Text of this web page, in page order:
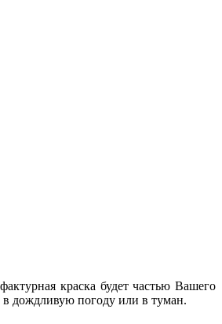
краска будет частью Вашего
в дождливую погоду или в туман.